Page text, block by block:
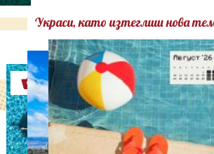
Украси, като изтеглиш нова
Оферти
СВОБОДНО